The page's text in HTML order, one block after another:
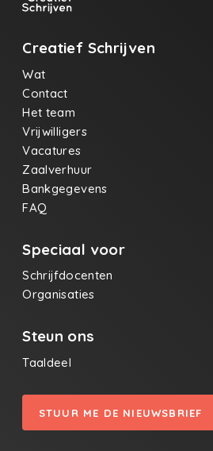
Creatief Schrijven
Wat
Contact
Het team
Vrijwilligers
Vacatures
Zaalverhuur
Bankgegevens
FAQ
Speciaal voor
Schrijfdocenten
Organisaties
Steun ons
Taaldeel
STUUR ME DE NIEUWSBRIEF